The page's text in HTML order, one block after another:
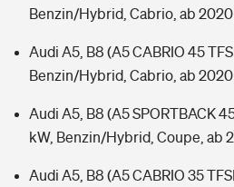
Benzin/Hybrid, Cabrio, ab 2020
Audi A5, B8 (A5 CABRIO 45
Benzin/Hybrid, Cabrio, ab 2020
Audi A5, B8 (A5 SPORTBACK
kW, Benzin/Hybrid, Coupe, ab
Audi A5, B8 (A5 CABRIO 35